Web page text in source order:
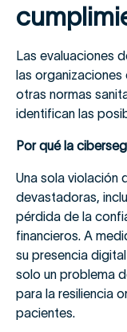
Las evaluaciones
las organizaciones
otras normas
identifican las
Por qué la
Una sola violación
devastadoras,
pérdida de la
financieros. A
su presencia
solo un problema
para la resiliencia
pacientes.